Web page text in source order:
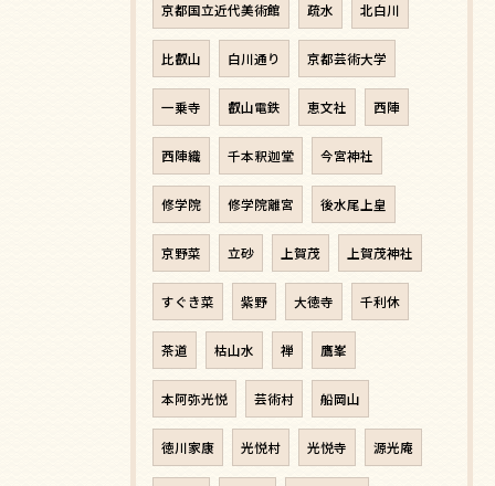
京都国立近代美術館 疏水 北白川
比叡山 白川通り 京都芸術大学
一乗寺 叡山電鉄 恵文社 西陣
西陣織 千本釈迦堂 今宮神社
修学院 修学院離宮 後水尾上皇
京野菜 立砂 上賀茂 上賀茂神社
すぐき菜 紫野 大徳寺 千利休
茶道 枯山水 禅 鷹峯
本阿弥光悦 芸術村 船岡山
徳川家康 光悦村 光悦寺 源光庵